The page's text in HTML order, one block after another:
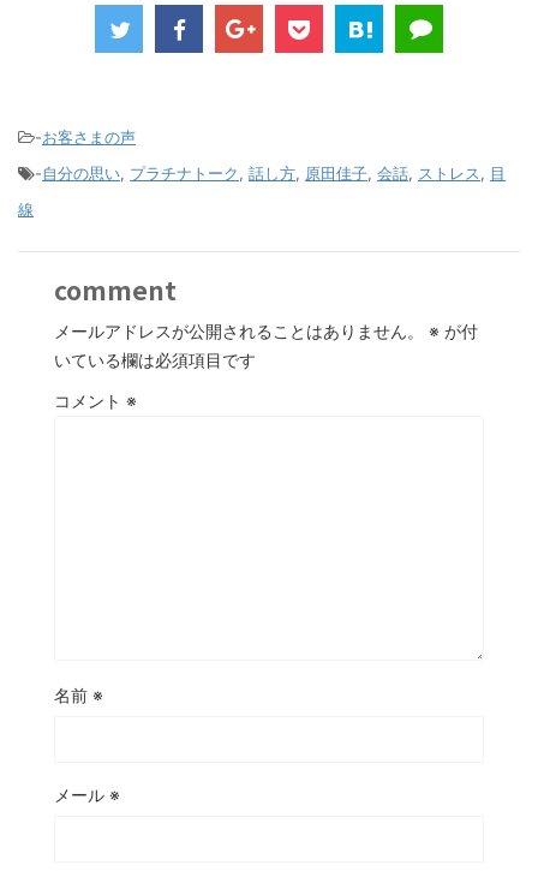
-お客さまの声
-自分の思い, プラチナトーク, 話し方, 原田佳子, 会話, ストレス, 目
線
comment
メールアドレスが公開されることはありません。 ※ が付
いている欄は必須項目です
コメント ※
名前 ※
メール ※